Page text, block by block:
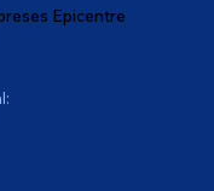
Epicentre